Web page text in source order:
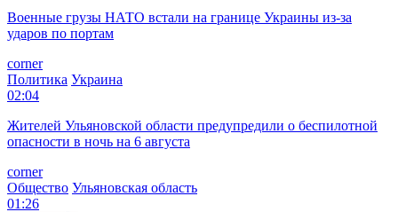
Военные грузы НАТО встали на границе Украины из-за
ударов по портам
corner
Политика Украина
02:04
Жителей Ульяновской области предупредили о беспилотной
опасности в ночь на 6 августа
corner
Общество Ульяновская область
01:26